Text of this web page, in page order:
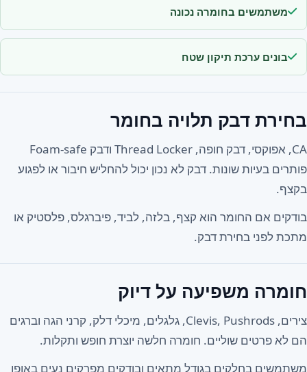
משתמשים בחומרה נכונה
בונים ערכת תיקון שטח
בחירת דבק תלויה בחומר
CA, אפוקסי, דבק חופה, Thread Locker ודבק Foam-safe
פותרים בעיות שונות. דבק לא נכון יכול להחליש חיבור או לפגוע
בקצף.
בודקים אם החומר הוא קצף, בלזה, לביד, פיברגלס, פלסטיק או
מתכת לפני בחירת דבק.
חומרה משפיעה על דיוק
צירים, Clevis, Pushrods, גלגלים, מיכלי דלק, קרני הגה וברגים
הם לא פרטים שוליים. חומרה חלשה יוצרת חופש ותקלות.
משתמשים בחלקים בגודל מתאים ובודקים מפרקים נעים באופן